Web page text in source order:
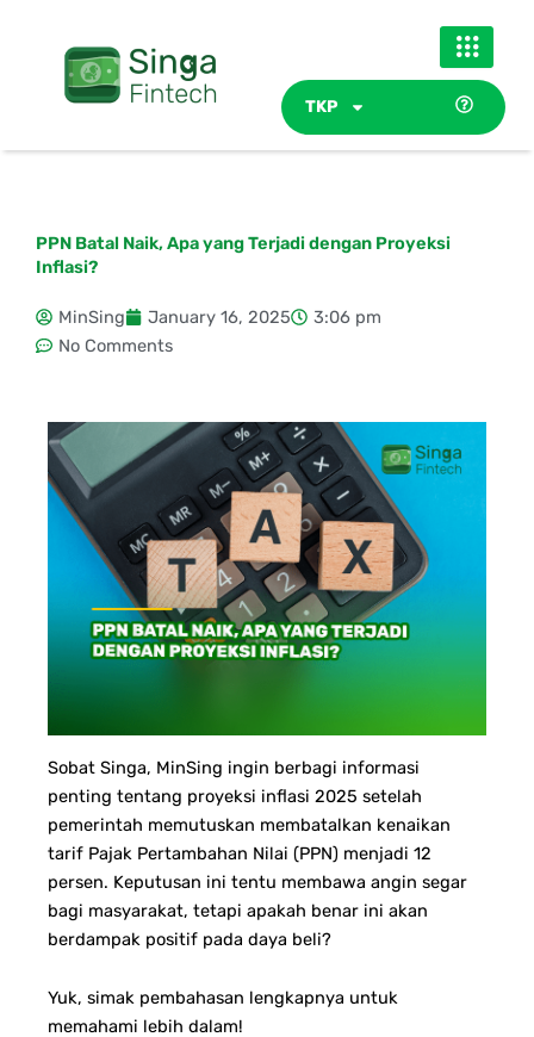
TKP
PPN Batal Naik, Apa yang Terjadi dengan Proyeksi
Inflasi?
MinSing January 16, 2025
3:06 pm
No Comments
Sobat Singa, MinSing ingin berbagi informasi
penting tentang proyeksi inflasi 2025 setelah
pemerintah memutuskan membatalkan kenaikan
tarif Pajak Pertambahan Nilai (PPN) menjadi 12
persen. Keputusan ini tentu membawa angin segar
bagi masyarakat, tetapi apakah benar ini akan
berdampak positif pada daya beli?
Yuk, simak pembahasan lengkapnya untuk
memahami lebih dalam!